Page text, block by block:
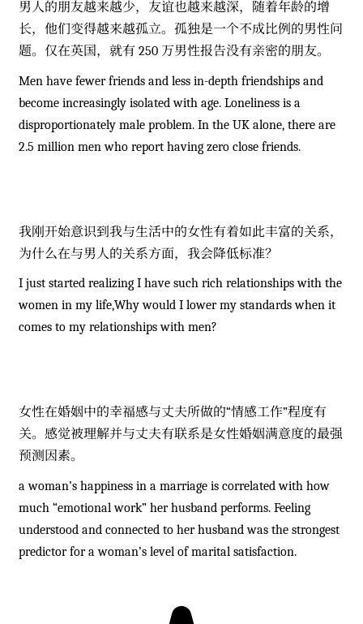
男人的朋友越来越少，友谊也越来越深，随着年龄的增
长，他们变得越来越孤立。孤独是一个不成比例的男性问
题。仅在英国，就有 250 万男性报告没有亲密的朋友。
Men have fewer friends and less in-depth friendships and
become increasingly isolated with age. Loneliness is a
disproportionately male problem. In the UK alone, there are
2.5 million men who report having zero close friends.
我刚开始意识到我与生活中的女性有着如此丰富的关系，
为什么在与男人的关系方面，我会降低标准？
I just started realizing I have such rich relationships with the
women in my life,Why would I lower my standards when it
comes to my relationships with men?
女性在婚姻中的幸福感与丈夫所做的“情感工作”程度有
关。感觉被理解并与丈夫有联系是女性婚姻满意度的最强
预测因素。
a woman’s happiness in a marriage is correlated with how
much “emotional work” her husband performs. Feeling
understood and connected to her husband was the strongest
predictor for a woman’s level of marital satisfaction.